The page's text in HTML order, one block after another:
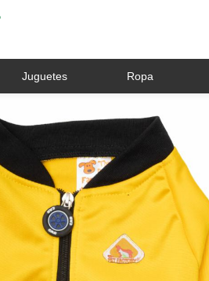
Juguetes Ropa